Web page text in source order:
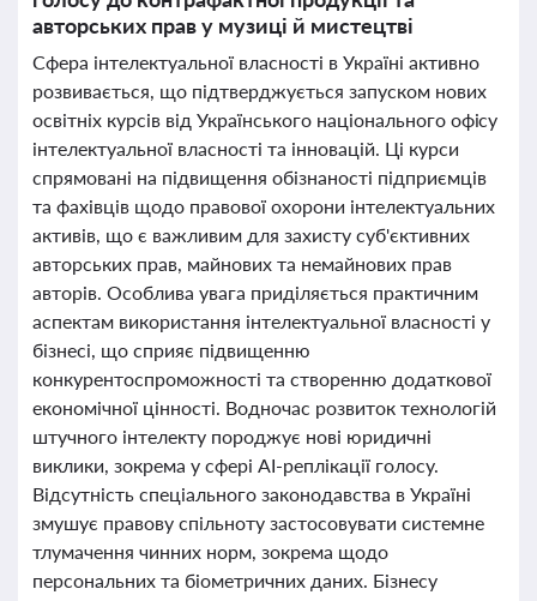
авторських прав у музиці й мистецтві
Сфера інтелектуальної власності в Україні активно
розвивається, що підтверджується запуском нових
освітніх курсів від Українського національного офісу
інтелектуальної власності та інновацій. Ці курси
спрямовані на підвищення обізнаності підприємців
та фахівців щодо правової охорони інтелектуальних
активів, що є важливим для захисту суб'єктивних
авторських прав, майнових та немайнових прав
авторів. Особлива увага приділяється практичним
аспектам використання інтелектуальної власності у
бізнесі, що сприяє підвищенню
конкурентоспроможності та створенню додаткової
економічної цінності. Водночас розвиток технологій
штучного інтелекту породжує нові юридичні
виклики, зокрема у сфері AI-реплікації голосу.
Відсутність спеціального законодавства в Україні
змушує правову спільноту застосовувати системне
тлумачення чинних норм, зокрема щодо
персональних та біометричних даних. Бізнесу